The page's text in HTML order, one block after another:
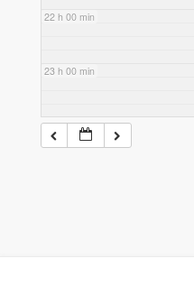
22 h 00 min
23 h 00 min